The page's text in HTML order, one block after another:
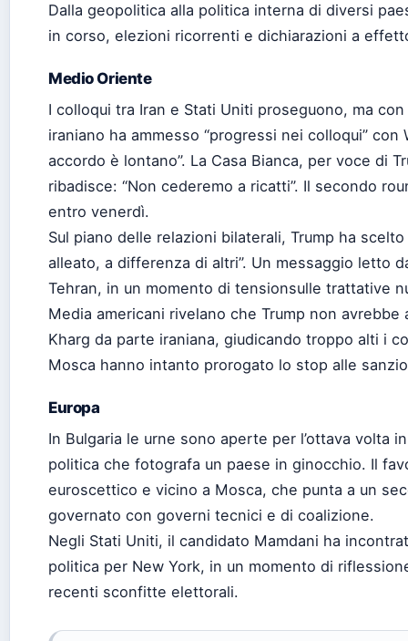
Dalla geopolitica alla politica interna di diversi
in corso, elezioni ricorrenti e dichiarazioni a
Medio Oriente
I colloqui tra Iran e Stati Uniti proseguono, ma
iraniano ha ammesso “progressi nei colloqui”
accordo è lontano”. La Casa Bianca, per voce di
ribadisce: “Non cederemo a ricatti”. Il secondo
entro venerdì.
Sul piano delle relazioni bilaterali, Trump ha
alleato, a differenza di altri”. Un messaggio letto
Tehran, in un momento di tensionsulle trattative
Media americani rivelano che Trump non
Kharg da parte iraniana, giudicando troppo alti i
Mosca hanno intanto prorogato lo stop alle
Europa
In Bulgaria le urne sono aperte per l’ottava volta
politica che fotografa un paese in ginocchio. Il
euroscettico e vicino a Mosca, che punta a un
governato con governi tecnici e di coalizione.
Negli Stati Uniti, il candidato Mamdani ha
politica per New York, in un momento di
recenti sconfitte elettorali.